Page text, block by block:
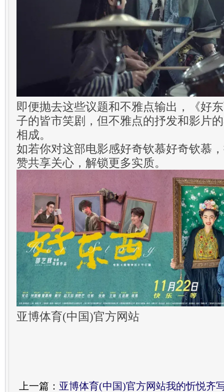
即便抛去这些议题和不雅点输出，《好
子的皆市笑剧，但不雅点的抒发和影片
相成。
如若你对这部电影感好奇钦慕好奇钦慕
赞共享关心，解锁更多实质。
亚博体育(中国)官方网站
上一篇： 亚博体育(中国)官方网站我的忻悦齐